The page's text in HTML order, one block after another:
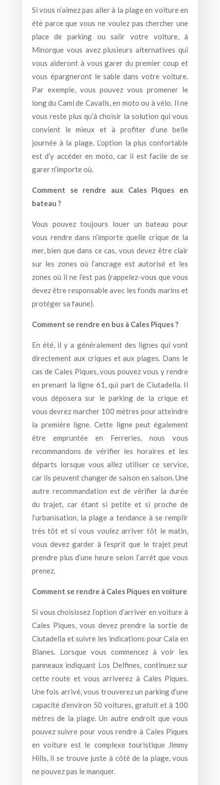
Si vous n’aimez pas aller à la plage en voiture en
été parce que vous ne voulez pas chercher une
place de parking ou salir votre voiture, à
Minorque vous avez plusieurs alternatives qui
vous aideront à vous garer du premier coup et
vous épargneront le sable dans votre voiture.
Par exemple, vous pouvez vous promener le
long du Camí de Cavalls, en moto ou à vélo. Il ne
vous reste plus qu’à choisir la solution qui vous
convient le mieux et à profiter d’une belle
journée à la plage. L’option la plus confortable
est d’y accéder en moto, car il est facile de se
garer n’importe où.
Comment se rendre aux Cales Piques en
bateau ?
Vous pouvez toujours louer un bateau pour
vous rendre dans n’importe quelle crique de la
mer, bien que dans ce cas, vous devez être clair
sur les zones où l’ancrage est autorisé et les
zones où il ne l’est pas (rappelez-vous que vous
devez être responsable avec les fonds marins et
protéger sa faune).
Comment se rendre en bus à Cales Piques ?
En été, il y a généralement des lignes qui vont
directement aux criques et aux plages. Dans le
cas de Cales Piques, vous pouvez vous y rendre
en prenant la ligne 61, qui part de Ciutadella. Il
vous déposera sur le parking de la crique et
vous devrez marcher 100 mètres pour atteindre
la première ligne. Cette ligne peut également
être empruntée en Ferreries, nous vous
recommandons de vérifier les horaires et les
départs lorsque vous allez utiliser ce service,
car ils peuvent changer de saison en saison. Une
autre recommandation est de vérifier la durée
du trajet, car étant si petite et si proche de
l’urbanisation, la plage a tendance à se remplir
très tôt et si vous voulez arriver tôt le matin,
vous devez garder à l’esprit que le trajet peut
prendre plus d’une heure selon l’arrêt que vous
prenez.
Comment se rendre à Cales Piques en voiture
Si vous choisissez l’option d’arriver en voiture à
Cales Piques, vous devez prendre la sortie de
Ciutadella et suivre les indications pour Cala en
Blanes. Lorsque vous commencez à voir les
panneaux indiquant Los Delfines, continuez sur
cette route et vous arriverez à Cales Piques.
Une fois arrivé, vous trouverez un parking d’une
capacité d’environ 50 voitures, gratuit et à 100
mètres de la plage. Un autre endroit que vous
pouvez suivre pour vous rendre à Cales Piques
en voiture est le complexe touristique Jimmy
Hills, il se trouve juste à côté de la plage, vous
ne pouvez pas le manquer.